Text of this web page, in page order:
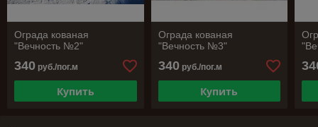
Ограда кованая
"Вечность №2"
340 руб./пог.м
Купить
Ограда кованая
"Вечность №3"
340руб./пог.м
Купить